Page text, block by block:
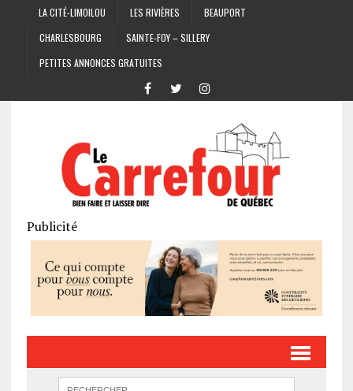
LA CITÉ-LIMOILOU LES RIVIÈRES
BEAUPORT
CHARLESBOURG
SAINTE-FOY – SILLERY
PETITES ANNONCES GRATUITES
Publicité